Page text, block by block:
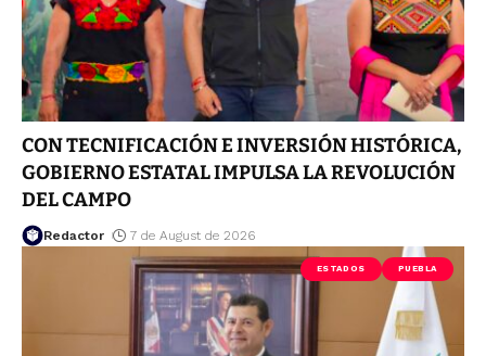
CON TECNIFICACIÓN E INVERSIÓN HISTÓRICA,
GOBIERNO ESTATAL IMPULSA LA REVOLUCIÓN
DEL CAMPO
Redactor 7 de August de 2026
ESTADOS PUEBLA